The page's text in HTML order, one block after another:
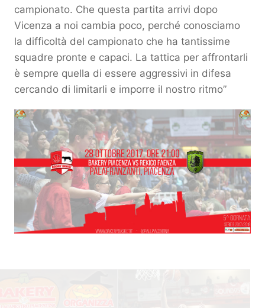
campionato. Che questa partita arrivi dopo
Vicenza a noi cambia poco, perché conosciamo
la difficoltà del campionato che ha tantissime
squadre pronte e capaci. La tattica per affrontarli
è sempre quella di essere aggressivi in difesa
cercando di limitarli e imporre il nostro ritmo”